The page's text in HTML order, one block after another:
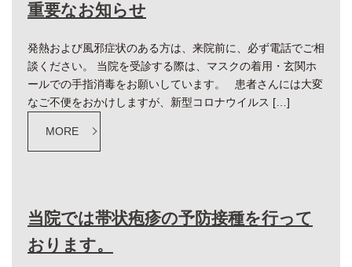
重要なお知らせ
発熱および風邪症状のある方は、来院前に、必ず電話でご相
談ください。 当院を受診する際は、マスクの着用・玄関ホ
ールでの手指消毒をお願いしています。 患者さんには大変
なご不便をおかけしますが、新型コロナウイルス […]
MORE
当院では帯状疱疹の予防接種を行って
おります。